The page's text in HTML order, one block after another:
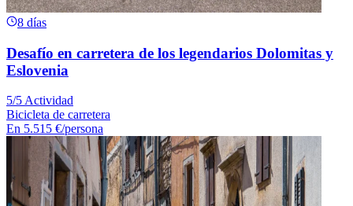
8 días
Desafío en carretera de los legendarios Dolomitas y
Eslovenia
5/5 Actividad
Bicicleta de carretera
En 5.515 €/persona